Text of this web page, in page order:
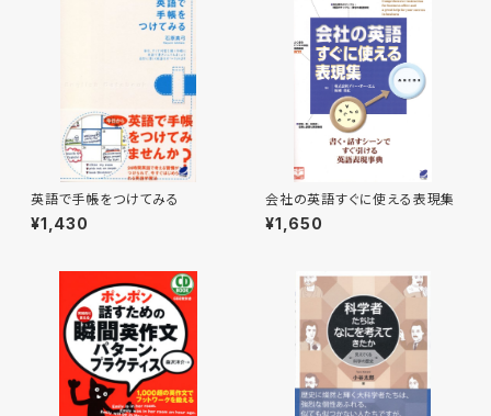
英語で手帳をつけてみる
¥1,430
会社の英語すぐに使える表現集
¥1,650